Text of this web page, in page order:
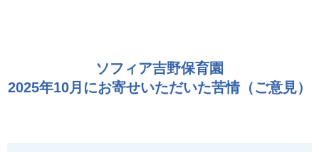
ソフィア吉野保育園
2025年10月にお寄せいただいた苦情（ご意見）